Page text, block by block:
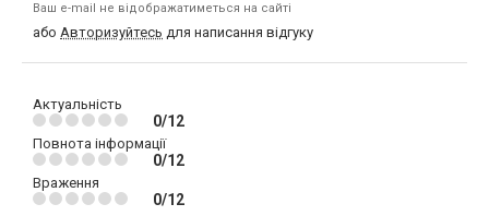
Ваш e-mail не відображатиметься на сайті
або Авторизуйтесь для написання відгуку
Актуальність
0/12
Повнота інформації
0/12
Враження
0/12